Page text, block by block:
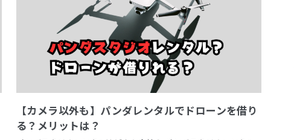
【カメラ以外も】パンダレンタルでドローンを借り
る？メリットは？